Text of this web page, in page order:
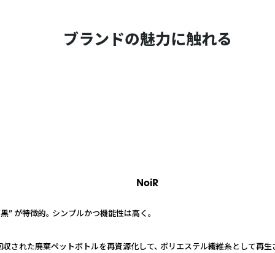
ブランドの魅力に触れる
NoiR
が特徴的。 シンプルかつ機能性は高く。
された廃棄ペットボトルを再資源化して、 ポリエステル繊維糸として再生